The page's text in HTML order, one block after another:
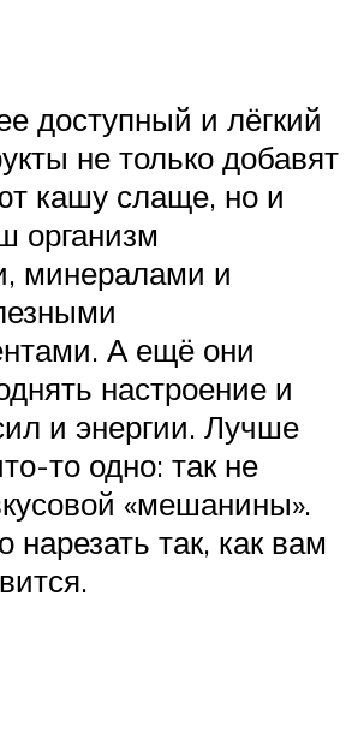
доступный и лёгкий
не только добавят
кашу слаще, но и
организм
минералами и
А ещё они
настроение и
и энергии. Лучше
то одно: так не
«мешанины».
нарезать так, как вам